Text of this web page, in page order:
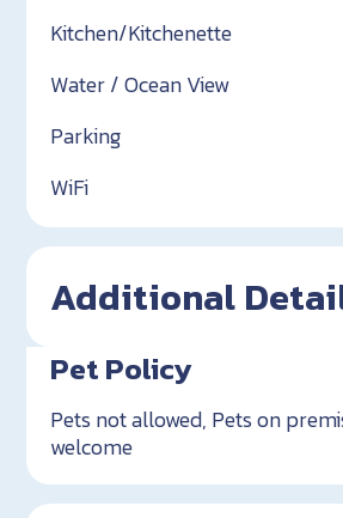
Kitchen/Kitchenette
Water / Ocean View
Parking
WiFi
Additional
Pet Policy
Pets not allowed, Pets on
welcome